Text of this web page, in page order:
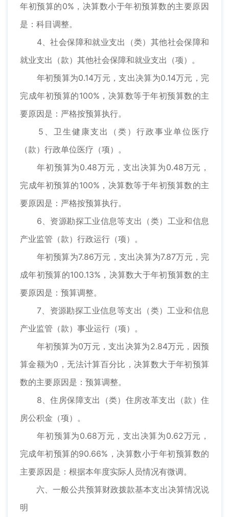
年初预算的0%，决算数小于年初预算数的主要原因
是：科目调整。
4、社会保障和就业支出（类）其他社会保障和
就业支出（款）其他社会保障和就业支出（项）。
年初预算为0.14万元，支出决算为0.14万元，完
完成年初预算的100%，决算数等于年初预算数的主
要原因是：严格按预算执行。
5、卫生健康支出（类）行政事业单位医疗
（款）行政单位医疗（项）。
年初预算为0.48万元，支出决算为0.48万元，
完成年初预算的100%，决算数等于年初预算数的主
要原因是：严格按预算执行。
6、资源勘探工业信息等支出（类）工业和信息
产业监管（款）行政运行（项）。
年初预算为7.86万元，支出决算为7.87万元，完
成年初预算的100.13%，决算数大于年初预算数的主
要原因是：预算调整。
7、资源勘探工业信息等支出（类）工业和信息
产业监管（款）事业运行（项）。
年初预算为0万元，支出决算为2.84万元，因预
算金额为0，无法计算百分比，决算数大于年初预算
数的主要原因是：预算调整。
8、住房保障支出（类）住房改革支出（款）住
房公积金（项）。
年初预算为0.68万元，支出决算为0.62万元，
完成年初预算的90.66%，决算数小于年初预算数的
主要原因是：根据本年度实际人员情况有微调。
六、一般公共预算财政拨款基本支出决算情况说
明